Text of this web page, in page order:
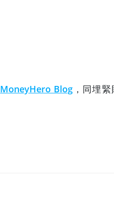
MoneyHero Blog ，同埋